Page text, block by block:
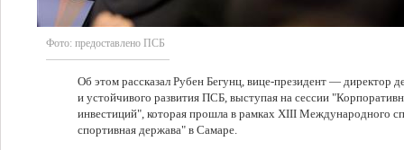
Фото: предоставлено ПСБ
Об этом рассказал Рубен Бегунц, вице-президент — директор
и устойчивого развития ПСБ, выступая на сессии
инвестиций", которая прошла в рамках XIII Международного
спортивная держава" в Самаре.